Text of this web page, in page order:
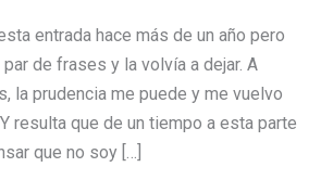
entrada hace más de un año pero
par de frases y la volvía a dejar. A
la prudencia me puede y me vuelvo
resulta que de un tiempo a esta parte
que no soy […]